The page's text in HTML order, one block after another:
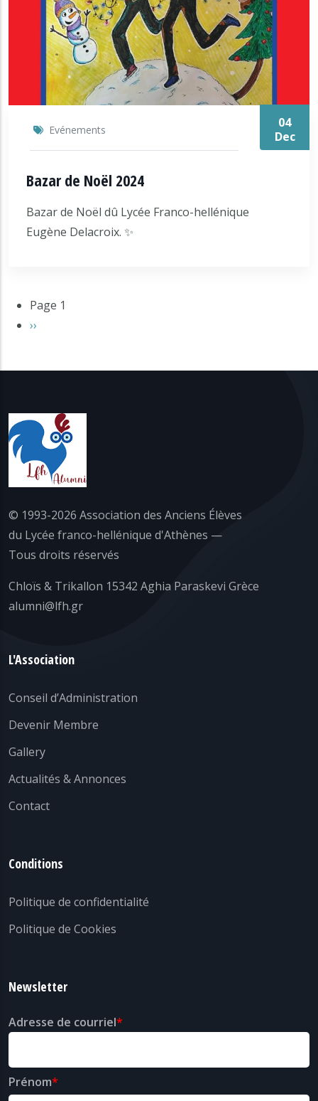
Evénements
04
Dec
Bazar de Noël 2024
Bazar de Noël dû Lycée Franco-hellénique
Eugène Delacroix. ✨
Pagination
Page 1
Page suivante
››
© 1993-2026 Association des Anciens Élèves
du Lycée franco-hellénique d'Athènes —
Tous droits réservés
Chloïs & Trikallon 15342 Aghia Paraskevi Grèce
alumni@lfh.gr
L'Association
Conseil d’Administration
Devenir Membre
Gallery
Actualités & Annonces
Contact
Conditions
Politique de confidentialité
Politique de Cookies
Newsletter
Adresse de courriel
Prénom